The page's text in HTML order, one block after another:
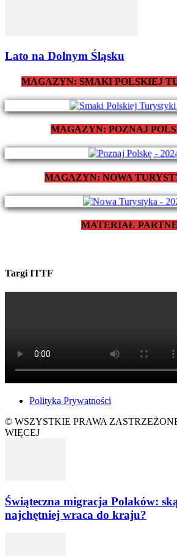
Lato na Dolnym Śląsku
MAGAZYN: SMAKI POLSKIEJ
MAGAZYN: POZNAJ
MAGAZYN: NOWA
MATERIAŁ
Targi ITTF
Polityka Prywatności
© WSZYSTKIE PRAWA
WIĘCEJ
Świąteczna migracja Polaków:
najchętniej wraca do kraju?